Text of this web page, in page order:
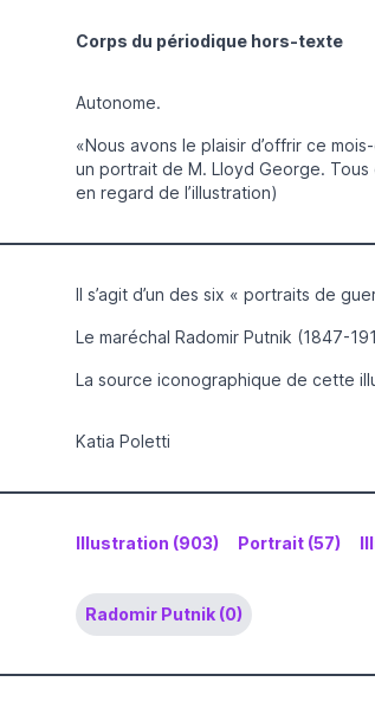
Corps du périodique hors-texte
Autonome.
«Nous avons le plaisir d’offrir ce
un portrait de M. Lloyd George. Tous
en regard de l’illustration)
Il s’agit d’un des six « portraits de
Le maréchal Radomir Putnik (1847-
La source iconographique de cette
Katia Poletti
Illustration (903) Portrait (57)
Radomir Putnik (0)